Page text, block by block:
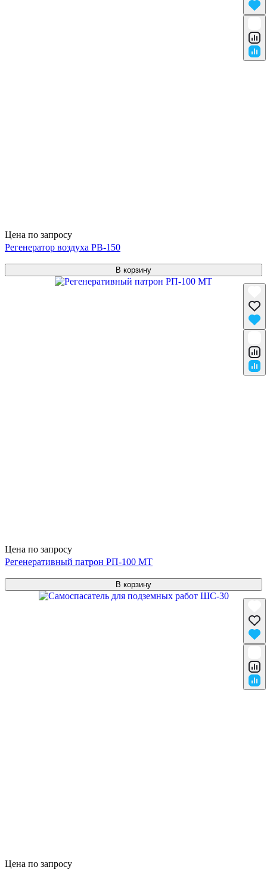
Цена по запросу
Регенератор воздуха РВ-150
В корзину
Цена по запросу
Регенеративный патрон РП-100 МТ
В корзину
Цена по запросу